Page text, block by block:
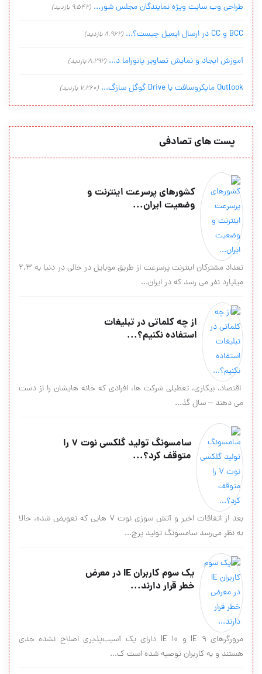
طراحی وب سایت ویژه نمایندگان مجلس شور... (9,542 بازدید)
BCC و CC در ارسال ایمیل چیست؟... (8,962 بازدید)
آموزش ایجاد و نمایش تصاویر پانوراما د... (8,292 بازدید)
Outlook مایکروسافت با Drive گوگل سازگ... (7,260 بازدید)
پست های تصادفی
کشورهای پرسرعت اینترنت و
وضعیت ایران...
تعداد مشترکان اینترنت پرسرعت از طریق موبایل در حالی در دنیا به ۲.۳
میلیارد نفر می رسد که در ایران...
از چه کلماتی در تبلیغات
استفاده نکنیم؟...
اقتصاد، بیکاری، تعطیلی شرکت ها، افرادی که خانه هایشان را از دست
می دهند – سال گذ...
سامسونگ تولید گلکسی نوت 7 را
متوقف کرد؟...
بعد از اتفاقات اخیر و آتش سوزی نوت 7 هایی که تعویض شده، حالا
به نظر می‌رسد سامسونگ تولید پرچ...
یك سوم كاربران IE در معرض
خطر قرار دارند...
مرورگرهای IE 9 و IE 10 دارای یك آسیب‌پذیری اصلاح نشده جدی
هستند و به كاربران توصیه شده است ك...